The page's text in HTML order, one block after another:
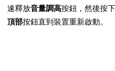
速釋放音量調高按鈕，然後按下
頂部按鈕直到裝置重新啟動。